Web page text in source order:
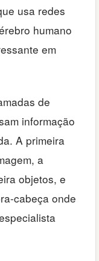
usa redes
humano
em
de
informação
A primeira
a
objetos, e
cabeça onde